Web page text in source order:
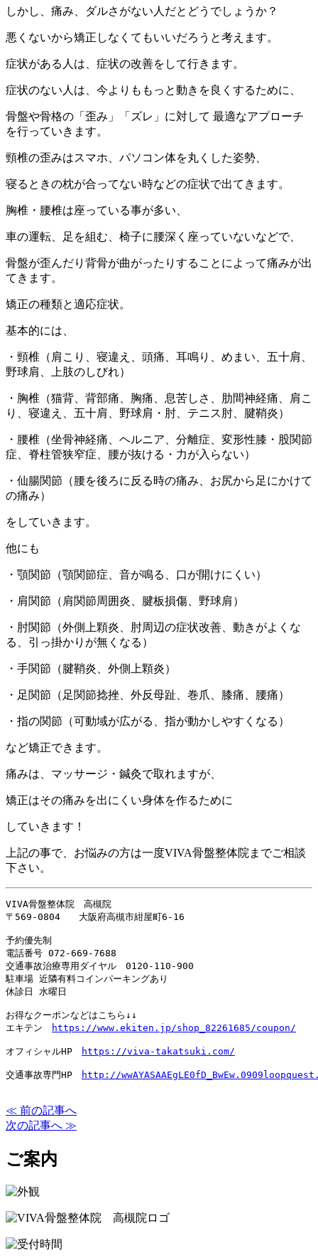
しかし、痛み、ダルさがない人だとどうでしょうか？
悪くないから矯正しなくてもいいだろうと考えます。
症状がある人は、症状の改善をして行きます。
症状のない人は、今よりももっと動きを良くするために、
骨盤や骨格の「歪み」「ズレ」に対して 最適なアプローチ
を行っていきます。
頸椎の歪みはスマホ、パソコン体を丸くした姿勢、
寝るときの枕が合ってない時などの症状で出てきます。
胸椎・腰椎は座っている事が多い、
車の運転、足を組む、椅子に腰深く座っていないなどで、
骨盤が歪んだり背骨が曲がったりすることによって痛みが出
てきます。
矯正の種類と適応症状。
基本的には、
・頸椎（肩こり、寝違え、頭痛、耳鳴り、めまい、五十肩、
野球肩、上肢のしびれ）
・胸椎（猫背、背部痛、胸痛、息苦しさ、肋間神経痛、肩こ
り、寝違え、五十肩、野球肩・肘、テニス肘、腱鞘炎）
・腰椎（坐骨神経痛、ヘルニア、分離症、変形性膝・股関節
症、脊柱管狭窄症、腰が抜ける・力が入らない）
・仙腸関節（腰を後ろに反る時の痛み、お尻から足にかけて
の痛み）
をしていきます。
他にも
・顎関節（顎関節症、音が鳴る、口が開けにくい）
・肩関節（肩関節周囲炎、腱板損傷、野球肩）
・肘関節（外側上顆炎、肘周辺の症状改善、動きがよくな
る、引っ掛かりが無くなる）
・手関節（腱鞘炎、外側上顆炎）
・足関節（足関節捻挫、外反母趾、巻爪、膝痛、腰痛）
・指の関節（可動域が広がる、指が動かしやすくなる）
など矯正できます。
痛みは、マッサージ・鍼灸で取れますが、
矯正はその痛みを出にくい身体を作るために
していきます！
上記の事で、お悩みの方は一度VIVA骨盤整体院までご相談
下さい。
VIVA骨盤整体院　高槻院
〒569-0804　　大阪府高槻市紺屋町6-16
予約優先制
電話番号 072-669-7688
交通事故治療専用ダイヤル 0120-110-900
駐車場 近隣有料コインパーキングあり
休診日 水曜日
お得なクーポンなどはこちら↓↓
エキテン
https://www.ekiten.jp/shop_82261685/coupon/
オフィシャルHP https://viva-takatsuki.com/
交通事故専門HP http://
≪ 前の記事へ
次の記事へ ≫
ご案内